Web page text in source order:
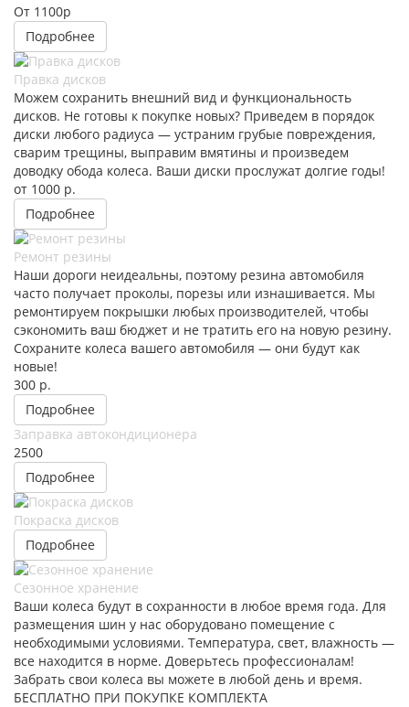
От 1100р
Подробнее
Правка дисков
Можем сохранить внешний вид и функциональность
дисков. Не готовы к покупке новых? Приведем в порядок
диски любого радиуса — устраним грубые повреждения,
сварим трещины, выправим вмятины и произведем
доводку обода колеса. Ваши диски прослужат долгие годы!
от 1000 р.
Подробнее
Ремонт резины
Наши дороги неидеальны, поэтому резина автомобиля
часто получает проколы, порезы или изнашивается. Мы
ремонтируем покрышки любых производителей, чтобы
сэкономить ваш бюджет и не тратить его на новую резину.
Сохраните колеса вашего автомобиля — они будут как
новые!
300 р.
Подробнее
Заправка автокондиционера
2500
Подробнее
Покраска дисков
Подробнее
Сезонное хранение
Ваши колеса будут в сохранности в любое время года. Для
размещения шин у нас оборудовано помещение с
необходимыми условиями. Температура, свет, влажность —
все находится в норме. Доверьтесь профессионалам!
Забрать свои колеса вы можете в любой день и время.
БЕСПЛАТНО ПРИ ПОКУПКЕ КОМПЛЕКТА